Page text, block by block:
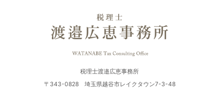
税理士渡邉広恵事務所
〒343-0828 埼玉県越谷市レイクタウン7-3-48